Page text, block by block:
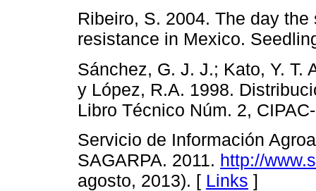
Ribeiro, S. 2004. The day
resistance in Mexico.
Sánchez, G. J. J.; Kato, Y. T.
y López, R.A. 1998.
Libro Técnico Núm. 2,
Servicio de Información
SAGARPA. 2011. http://
agosto, 2013). [ Links ]